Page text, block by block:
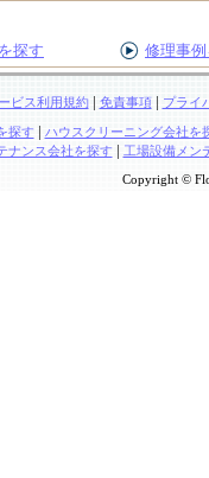
探す 修理事
ビス利用規約| 免責事項| プライ
探す | ハウスクリーニング会社を
ナンス会社を探す| 工場設備メン
Copyright ©